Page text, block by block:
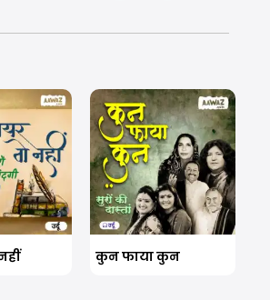
कुन फाया कुन